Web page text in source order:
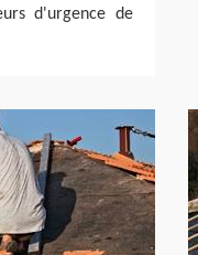
d'urgence de